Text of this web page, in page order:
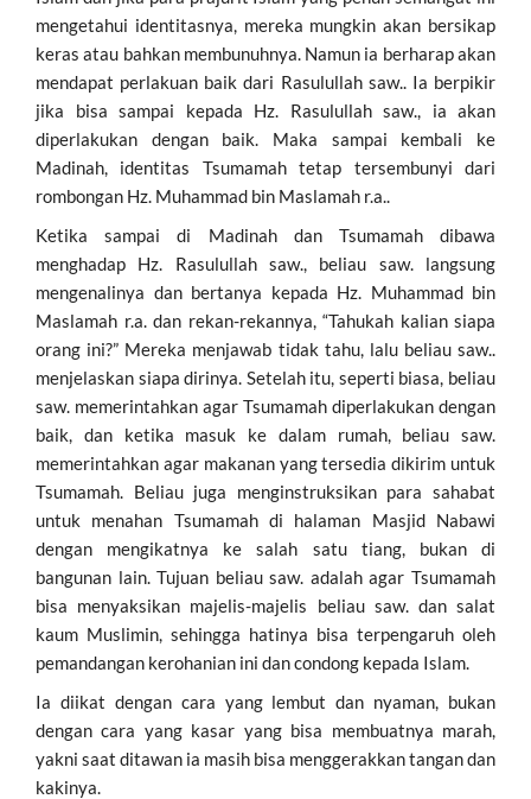
mengetahui identitasnya, mereka mungkin akan bersikap
keras atau bahkan membunuhnya. Namun ia berharap akan
mendapat perlakuan baik dari Rasulullah saw.. Ia berpikir
jika bisa sampai kepada Hz. Rasulullah saw., ia akan
diperlakukan dengan baik. Maka sampai kembali ke
Madinah, identitas Tsumamah tetap tersembunyi dari
rombongan Hz. Muhammad bin Maslamah r.a..
Ketika sampai di Madinah dan Tsumamah dibawa
menghadap Hz. Rasulullah saw., beliau saw. langsung
mengenalinya dan bertanya kepada Hz. Muhammad bin
Maslamah r.a. dan rekan-rekannya, “Tahukah kalian siapa
orang ini?” Mereka menjawab tidak tahu, lalu beliau saw..
menjelaskan siapa dirinya. Setelah itu, seperti biasa, beliau
saw. memerintahkan agar Tsumamah diperlakukan dengan
baik, dan ketika masuk ke dalam rumah, beliau saw.
memerintahkan agar makanan yang tersedia dikirim untuk
Tsumamah. Beliau juga menginstruksikan para sahabat
untuk menahan Tsumamah di halaman Masjid Nabawi
dengan mengikatnya ke salah satu tiang, bukan di
bangunan lain. Tujuan beliau saw. adalah agar Tsumamah
bisa menyaksikan majelis-majelis beliau saw. dan salat
kaum Muslimin, sehingga hatinya bisa terpengaruh oleh
pemandangan kerohanian ini dan condong kepada Islam.
Ia diikat dengan cara yang lembut dan nyaman, bukan
dengan cara yang kasar yang bisa membuatnya marah,
yakni saat ditawan ia masih bisa menggerakkan tangan dan
kakinya.